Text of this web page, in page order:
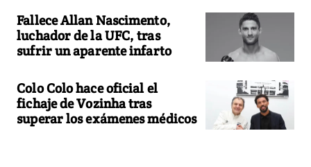
Fallece Allan Nascimento,
luchador de la UFC, tras
sufrir un aparente infarto
Colo Colo hace oficial el
fichaje de Vozinha tras
superar los exámenes médicos